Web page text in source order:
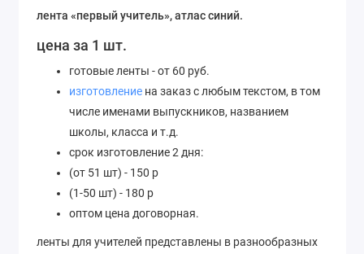
лента «первый учитель», атлас синий.
цена за 1 шт.
готовые ленты - от 60 руб.
изготовление на заказ с любым текстом, в том
числе именами выпускников, названием
школы, класса и т.д.
срок изготовление 2 дня:
(от 51 шт) - 150 р
(1-50 шт) - 180 р
оптом цена договорная.
ленты для учителей представлены в разнообразных